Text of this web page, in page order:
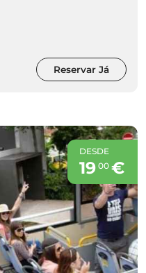
Reservar Já
DESDE
19 00€